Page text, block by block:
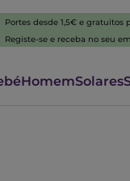
Portes desde 1,5€ e
Registe-se e receba no seu
HomemSolares